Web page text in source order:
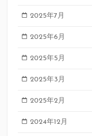
2025年7月
2025年6月
2025年5月
2025年3月
2025年2月
2024年12月